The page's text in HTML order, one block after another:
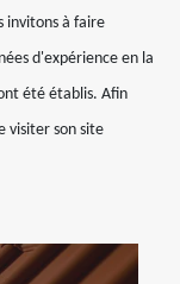
invitons à faire
d'expérience en la
été établis. Afin
visiter son site